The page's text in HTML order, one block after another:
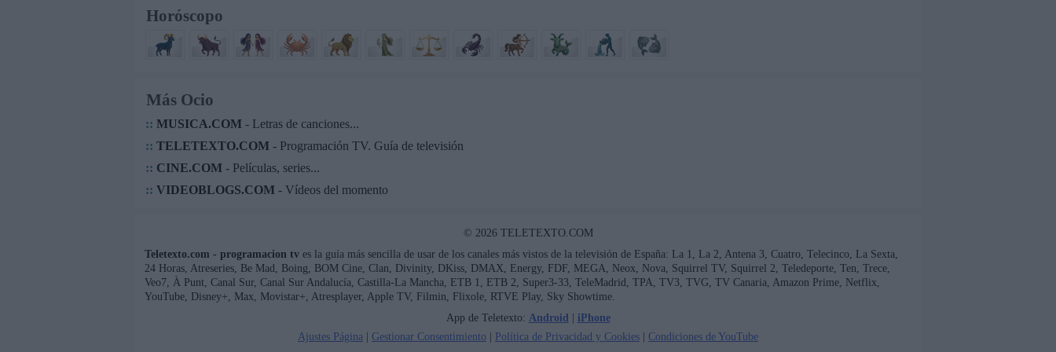
Horóscopo
Más Ocio
:: MUSICA.COM- Letras de canciones...
:: TELETEXTO.COM- Programación TV. Guía de televisión
:: CINE.COM- Películas, series...
:: VIDEOBLOGS.COM- Vídeos del momento
© 2026 TELETEXTO.COM
Teletexto.com - programacion tv es la guía más sencilla de usar de los canales más vistos de la televisión de España: La 1, La 2, Antena 3, Cuatro, Telecinco, La Sexta,
24 Horas, Atreseries, Be Mad, Boing, BOM Cine, Clan, Divinity, DKiss, DMAX, Energy, FDF, MEGA, Neox, Nova, Squirrel TV, Squirrel 2, Teledeporte, Ten, Trece,
Veo7, À Punt, Canal Sur, Canal Sur Andalucía, Castilla-La Mancha, ETB 1, ETB 2, Super3-33, TeleMadrid, TPA, TV3, TVG, TV Canaria, Amazon Prime, Netflix,
YouTube, Disney+, Max, Movistar+, Atresplayer, Apple TV, Filmin, Flixole, RTVE Play, Sky Showtime.
App de Teletexto: Android | iPhone
Ajustes Página | Gestionar Consentimiento | Política de Privacidad y Cookies | Condiciones de YouTube